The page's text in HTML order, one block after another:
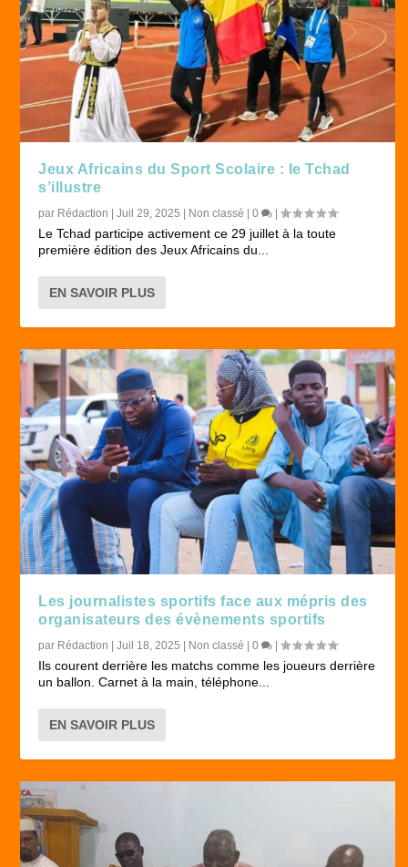
Jeux Africains du Sport Scolaire : le Tchad
s’illustre
par Rédaction |Juil 29, 2025 Non classé |0 |
Le Tchad participe activement ce 29 juillet à la toute
première édition des Jeux Africains du...
EN SAVOIR PLUS
Les journalistes sportifs face aux mépris des
organisateurs des évènements sportifs
par Rédaction |Juil 18, 2025 | Non classé |0 |
Ils courent derrière les matchs comme les joueurs derrière
un ballon. Carnet à la main, téléphone...
EN SAVOIR PLUS